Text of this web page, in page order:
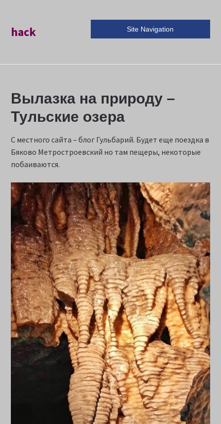
hack Site Navigation
Вылазка на природу –
Тульские озера
С местного сайта – блог Гульбарий. Будет еще поездка в
Бяково Метростроевский но там пещеры, некоторые
побаиваются.